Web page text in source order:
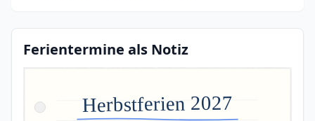
Ferientermine als Notiz
Herbstferien 2027